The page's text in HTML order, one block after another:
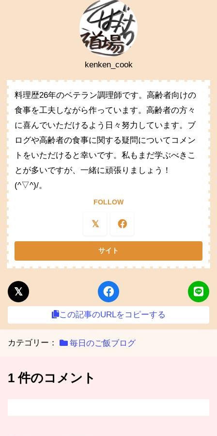
kenken_cook
料理歴26年のベテラン調理師です。高齢者向けの
食事を工夫しながら作っています。高齢者の方々
に喜んでいただけるよう日々努力しています。ブ
ログや高齢者の食事に関する疑問についてコメン
トをいただけると幸いです。私もまだ学ぶべきこ
とが多いですが、一緒に頑張りましょう！
(^▽^)/。
FOLLOW
この記事のURLをコピーする
カテゴリー： 毎日のご飯ブログ
1 件のコメント